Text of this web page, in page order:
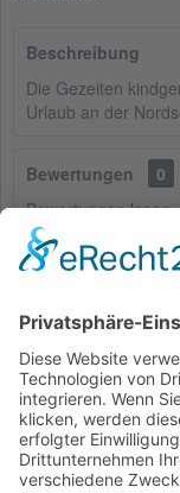
Beschreibung
Die Gezeiten
Urlaub an der
Bewertungen
0
Bewertungen
Kunden haben
Service Hotline
Shop Service
Informationen